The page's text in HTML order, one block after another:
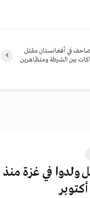
في أفغانستان مقتل
بين الشرطة ومتظاهرين
ولدوا في غزة منذ